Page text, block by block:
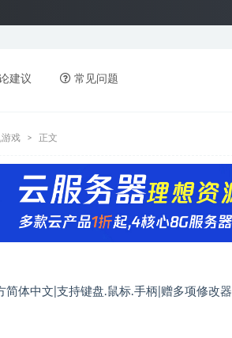
建议 常见问题
游戏 正文
体中文|支持键盘.鼠标.手柄|赠多项修改器